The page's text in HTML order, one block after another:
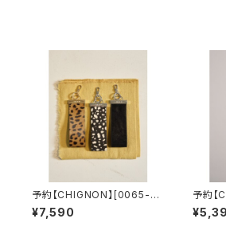
予約【CHIGNON】[0065-45
9SH] ハラコスマホストラップ
¥7,590
予約【
4SH]
ングイ